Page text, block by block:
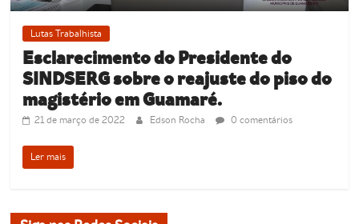
Lutas Trabalhista
Esclarecimento do Presidente do
SINDSERG sobre o reajuste do piso do
magistério em Guamaré.
21 de março de 2022 Edson Rocha 0 comentários
Ler mais